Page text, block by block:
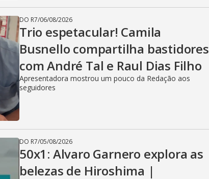
DO R7/06/08/2026
Trio espetacular! Camila
Busnello compartilha bastidores
com André Tal e Raul Dias Filho
Apresentadora mostrou um pouco da Redação aos
seguidores
DO R7/05/08/2026
50x1: Alvaro Garnero explora as
belezas de Hiroshima |